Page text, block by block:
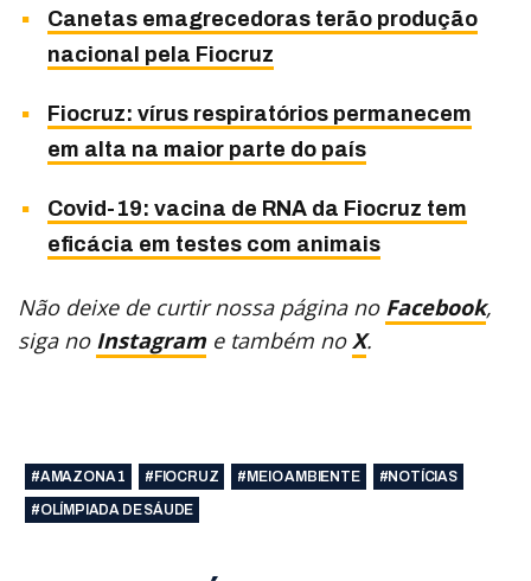
Canetas emagrecedoras terão produção
nacional pela Fiocruz
Fiocruz: vírus respiratórios permanecem
em alta na maior parte do país
Covid-19: vacina de RNA da Fiocruz tem
eficácia em testes com animais
Não deixe de curtir nossa página no Facebook,
siga no Instagram e também noX.
#AMAZONA 1 #FIOCRUZ #MEIO AMBIENTE
#NOTÍCIAS
#OLÍMPIADA DE SÁUDE